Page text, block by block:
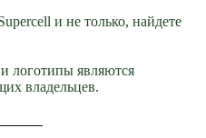
и не только, найдете
логотипы являются
владельцев.